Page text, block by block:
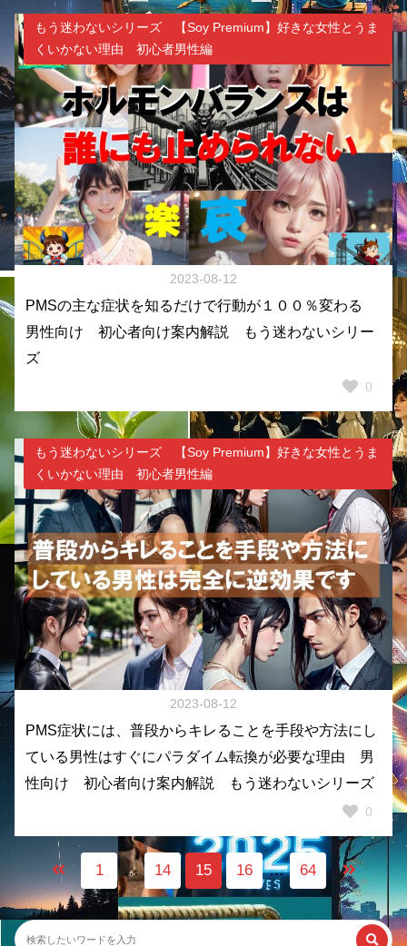
もう迷わないシリーズ 【Soy Premium】好きな女性とうま
くいかない理由 初心者男性編
2023-08-12
PMSの主な症状を知るだけで行動が１００％変わる
男性向け 初心者向け案内解説 もう迷わないシリー
ズ
0
もう迷わないシリーズ 【Soy Premium】好きな女性とうま
くいかない理由 初心者男性編
2023-08-12
PMS症状には、普段からキレることを手段や方法にし
ている男性はすぐにパラダイム転換が必要な理由 男
性向け 初心者向け案内解説 もう迷わないシリーズ
0
1 … 14 15 16 … 64